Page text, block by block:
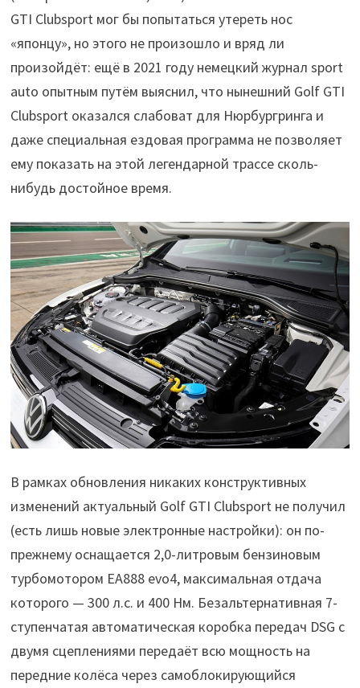
GTI Clubsport мог бы попытаться утереть нос
«японцу», но этого не произошло и вряд ли
произойдёт: ещё в 2021 году немецкий журнал sport
auto опытным путём выяснил, что нынешний Golf GTI
Clubsport оказался слабоват для Нюрбургринга и
даже специальная ездовая программа не позволяет
ему показать на этой легендарной трассе сколь-
нибудь достойное время.
В рамках обновления никаких конструктивных
изменений актуальный Golf GTI Clubsport не получил
(есть лишь новые электронные настройки): он по-
прежнему оснащается 2,0-литровым бензиновым
турбомотором EA888 evo4, максимальная отдача
которого — 300 л.с. и 400 Нм. Безальтернативная 7-
ступенчатая автоматическая коробка передач DSG с
двумя сцеплениями передаёт всю мощность на
передние колёса через самоблокирующийся